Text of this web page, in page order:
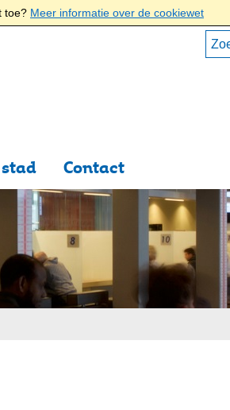
toe? Meer informatie over de cookiewet
stad Contact